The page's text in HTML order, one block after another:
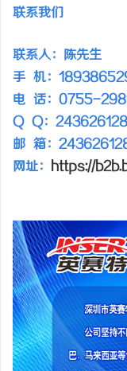
联系我们
联系人：陈先生
手 机：
电 话：0755-
Q Q：243626128
邮 箱：
网址：
https://